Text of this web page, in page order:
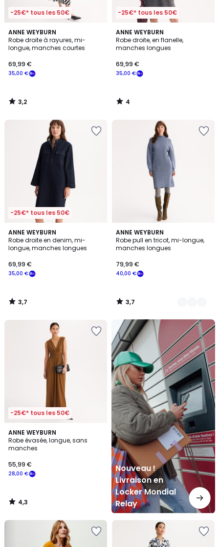
-25€* tous les 50€
ANNE WEYBURN
Robe droite à rayures, mi-
longue, manches courtes
35,00 €
69,99 €
3,2
/ 5
3,2
/
-25€* tous les 50€
ANNE WEYBURN
Robe droite, en flanelle,
manches longues
35,00 €
69,99 €
4
/
5
4
/
-25€* tous les 50€
ANNE WEYBURN
Robe droite en denim, mi-
longue, manches longues
35,00 €
69,99 €
3,7
/ 5
3,7
/
ANNE WEYBURN
Robe pull en tricot, mi-longue,
manches longues
40,00 €
79,99 €
3,7
/ 5
2
Couleurs
3,7
/
-25€* tous les 50€
ANNE WEYBURN
Robe évasée, longue, sans
manches
28,00 €
55,99 €
4,3
/ 5
4,3
/
Nouveau !
Livraison en
Locker Mondial
Relay
Nouveau
Livraison
en
Locker
Mondial
Relay